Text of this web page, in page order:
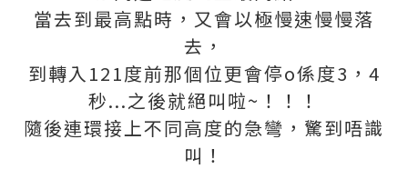
當去到最高點時，又會以極慢速慢慢落
去，
到​轉入121度前那個位更會停o係度3，4
秒...之後就絕叫​啦~！！！
隨後連環接上不同高度的急彎，驚到唔識
叫！